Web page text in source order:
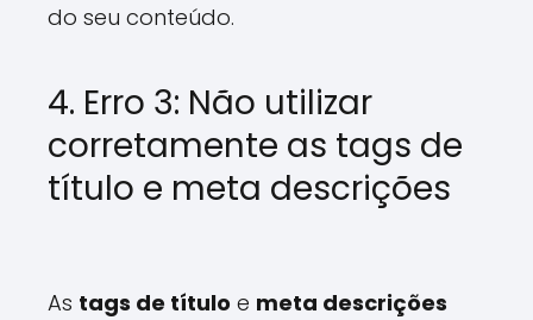
do seu conteúdo.
4. Erro 3: Não utilizar
corretamente as tags de
título e meta descrições
As tags de título e meta descrições